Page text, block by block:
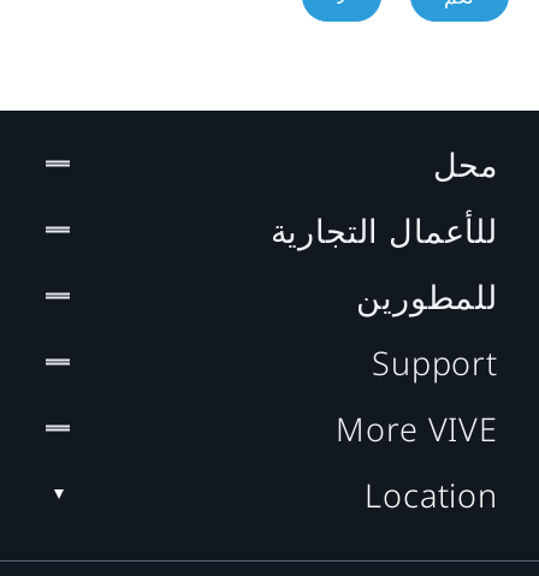
محل
للأعمال التجارية
للمطورين
Support
More VIVE
Location